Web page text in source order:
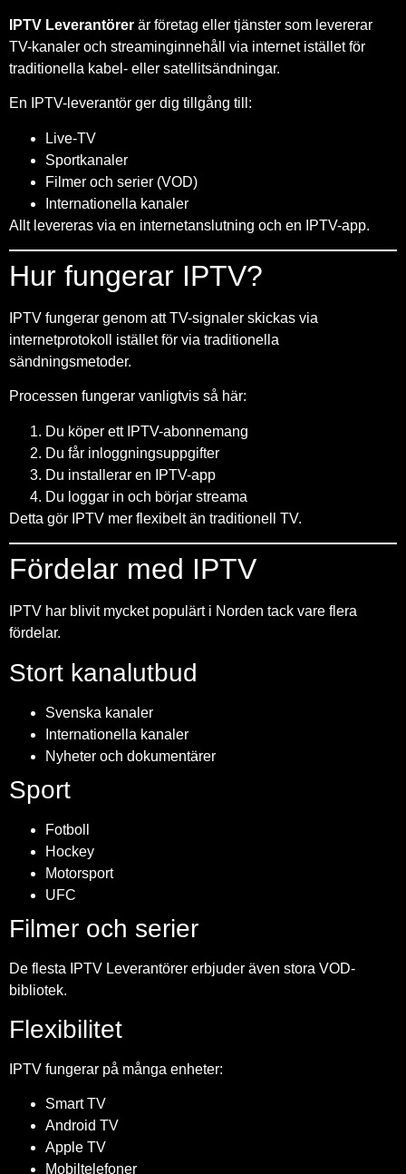
IPTV Leverantörer är företag eller tjänster som levererar
TV-kanaler och streaminginnehåll via internet istället för
traditionella kabel- eller satellitsändningar.
En IPTV-leverantör ger dig tillgång till:
Live-TV
Sportkanaler
Filmer och serier (VOD)
Internationella kanaler
Allt levereras via en internetanslutning och en IPTV-app.
Hur fungerar IPTV?
IPTV fungerar genom att TV-signaler skickas via
internetprotokoll istället för via traditionella
sändningsmetoder.
Processen fungerar vanligtvis så här:
Du köper ett IPTV-abonnemang
Du får inloggningsuppgifter
Du installerar en IPTV-app
Du loggar in och börjar streama
Detta gör IPTV mer flexibelt än traditionell TV.
Fördelar med IPTV
IPTV har blivit mycket populärt i Norden tack vare flera
fördelar.
Stort kanalutbud
Svenska kanaler
Internationella kanaler
Nyheter och dokumentärer
Sport
Fotboll
Hockey
Motorsport
UFC
Filmer och serier
De flesta IPTV Leverantörer erbjuder även stora VOD-
bibliotek.
Flexibilitet
IPTV fungerar på många enheter:
Smart TV
Android TV
Apple TV
Mobiltelefoner